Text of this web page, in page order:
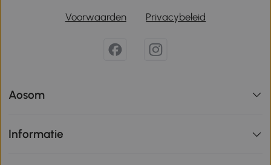
Voorwaarden Privacybeleid
Aosom
Informatie